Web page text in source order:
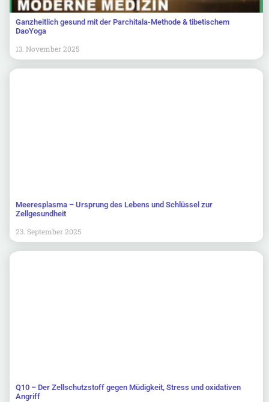
Ganzheitlich gesund mit der Parchitala-Methode & tibetischem
DaoYoga
13. November 2025
Meeresplasma – Ursprung des Lebens und Schlüssel zur
Zellgesundheit
23. September 2025
Q10 – Der Zellschutzstoff gegen Müdigkeit, Stress und oxidativen
Angriff